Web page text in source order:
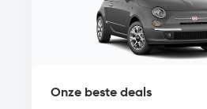
Onze beste deals